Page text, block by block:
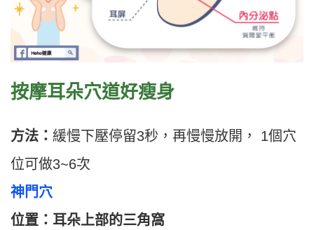
按摩耳朵穴道好瘦身
方法： 緩慢下壓停留3秒，再慢慢放開， 1個穴
位可做3~6次
神門穴
位置： 耳朵上部的三角窩